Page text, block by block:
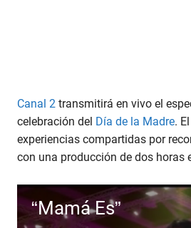
Canal 2 transmitirá en vivo el
celebración del Día de la Madre.
experiencias compartidas por
con una producción de dos horas
“Mamá Es”